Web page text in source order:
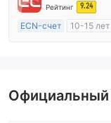
Рейтинг 9.24
ECN-счет
10-15 лет
Официальный